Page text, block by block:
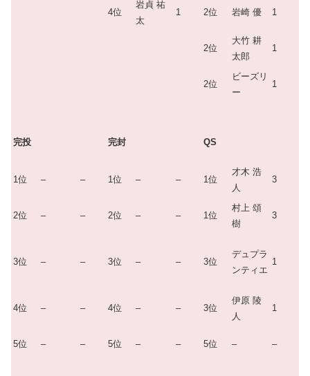
4位
岩貞 祐
太
1 2位 岩崎 優 1
2位
大竹 耕
太郎
1
2位
ビーズリ
ー
1
完投 完封 QS
1位 – – 1位 – – 1位
才木 浩
人
3
2位 – – 2位 – – 1位
村上 頌
樹
3
3位 – – 3位 – – 3位
デュプラ
ンティエ
1
4位 – – 4位 – – 3位
伊原 陵
人
1
5位 – – 5位 – – 5位 – –